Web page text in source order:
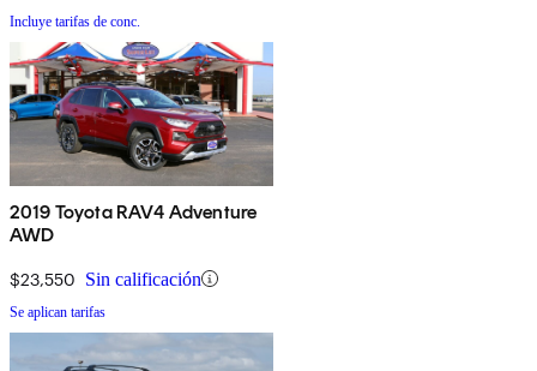
Incluye tarifas de conc.
2019 Toyota RAV4 Adventure
AWD
$23,550 Sin calificación
Se aplican tarifas